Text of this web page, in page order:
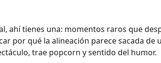
ahí tienes una: momentos raros que
por qué la alineación parece sacada de
trae popcorn y sentido del humor.